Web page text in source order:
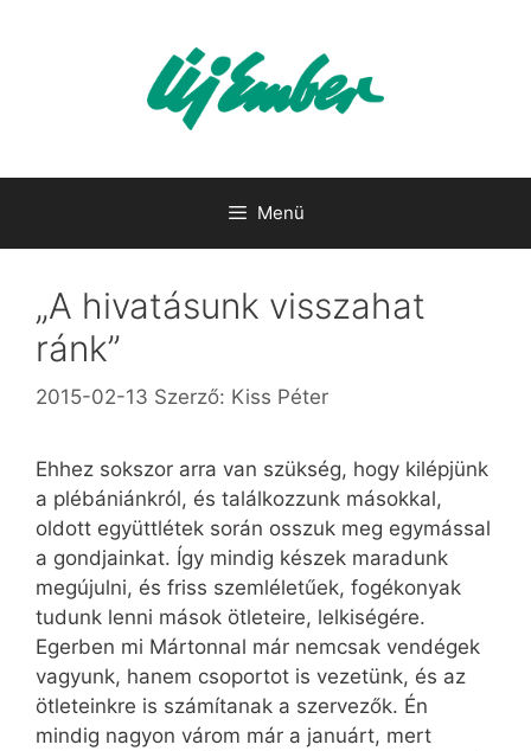
Menü
„A hivatásunk visszahat
ránk”
2015-02-13 Szerző: Kiss Péter
Ehhez sokszor arra van szükség, hogy kilépjünk
a plébániánkról, és találkozzunk másokkal,
oldott együttlétek során osszuk meg egymással
a gondjainkat. Így mindig készek maradunk
megújulni, és friss szemléletűek, fogékonyak
tudunk lenni mások ötleteire, lelkiségére.
Egerben mi Mártonnal már nemcsak vendégek
vagyunk, hanem csoportot is vezetünk, és az
ötleteinkre is számítanak a szervezők. Én
mindig nagyon várom már a januárt, mert